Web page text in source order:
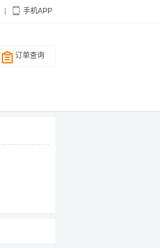
手机APP
订单查询